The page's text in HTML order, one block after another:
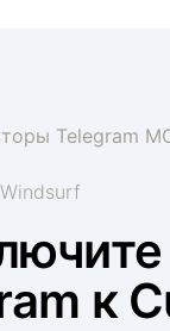
Telegram
к